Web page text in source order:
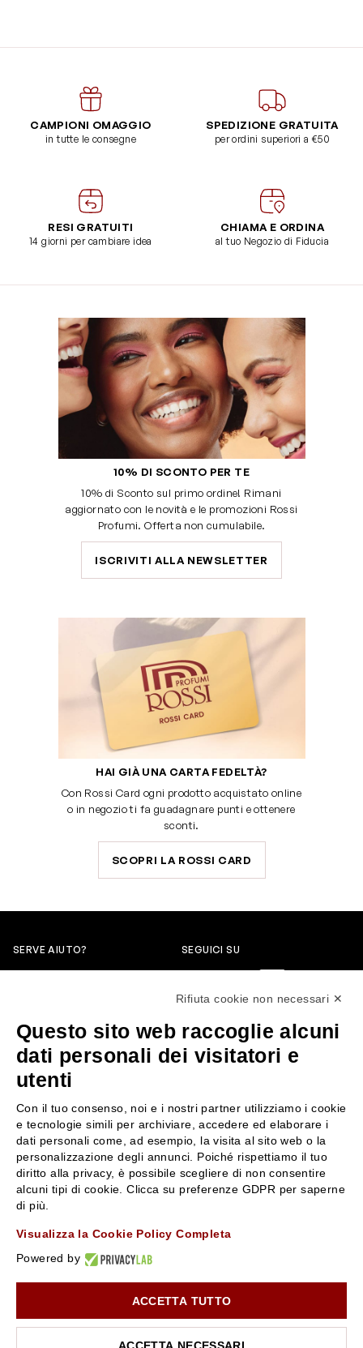
CAMPIONI OMAGGIO
in tutte le consegne
SPEDIZIONE GRATUITA
per ordini superiori a €50
RESI GRATUITI
14 giorni per cambiare idea
CHIAMA E ORDINA
al tuo Negozio di Fiducia
10% DI SCONTO PER TE
10% di Sconto sul primo ordine! Rimani
aggiornato con le novità e le promozioni Rossi
Profumi. Offerta non cumulabile.
ISCRIVITI ALLA NEWSLETTER
HAI GIÀ UNA CARTA FEDELTÀ?
Con Rossi Card ogni prodotto acquistato online
o in negozio ti fa guadagnare punti e ottenere
sconti.
SCOPRI LA ROSSI CARD
SERVE AIUTO?
servizioclienti@rossiprofumi.it
SEGUICI SU
SERVIZIO CLIENTI
Resi e rimborsi
Pagamenti
Spedizione
Condizioni generali di vendita
Privacy Policy
Chi siamo
Contattaci
Negozi
Attiva la Rossi Card
Lavora con noi
10% di Sconto sul primo ordine!*
Iscriviti alla newsletter e rimani aggiornato con le novità e
le promozioni Rossi Profumi.
Rifiuta cookie non necessari ✕
Questo sito web raccoglie alcuni
dati personali dei visitatori e
utenti
Con il tuo consenso, noi e i nostri partner utilizziamo i cookie
e tecnologie simili per archiviare, accedere ed elaborare i
dati personali come, ad esempio, la visita al sito web o la
personalizzazione degli annunci. Poiché rispettiamo il tuo
diritto alla privacy, è possibile scegliere di non consentire
alcuni tipi di cookie. Clicca su preferenze GDPR per saperne
di più.
Visualizza la Cookie Policy Completa
Powered by
ACCETTA TUTTO
ACCETTA NECESSARI